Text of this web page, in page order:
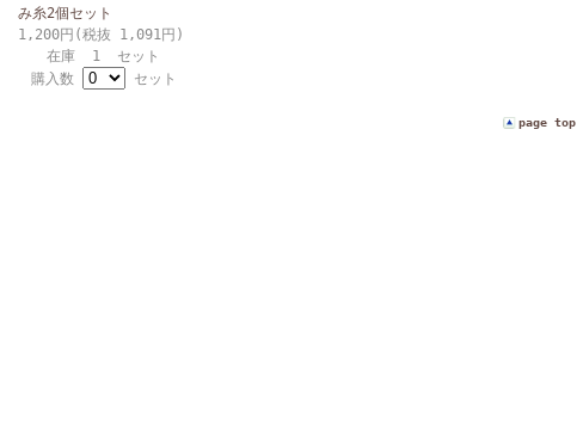
み糸2個セット
1,200円(税抜 1,091円)
在庫 1 セット
購入数
セット
page top